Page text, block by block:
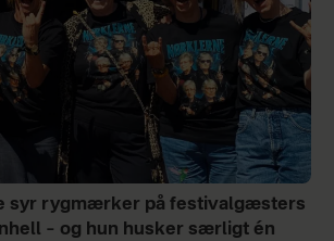
syr rygmærker på festivalgæsters
– og hun husker særligt én